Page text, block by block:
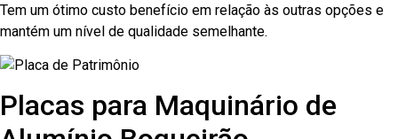
Tem um ótimo custo benefício em relação às outras opções e
mantém um nível de qualidade semelhante.
Placas para Maquinário de